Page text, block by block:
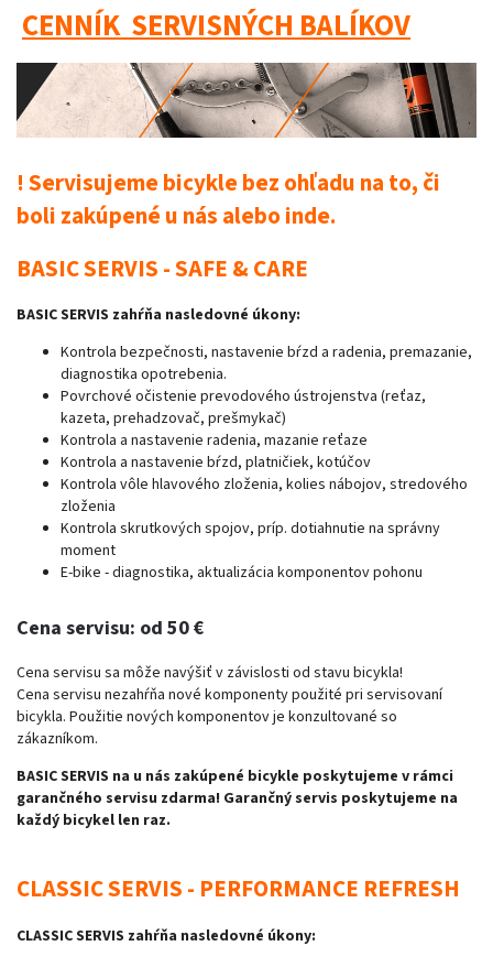
CENNÍK SERVISNÝCH BALÍKOV
! Servisujeme bicykle bez ohľadu na to, či
boli zakúpené u nás alebo inde.
BASIC SERVIS - SAFE & CARE
BASIC SERVIS zahŕňa nasledovné úkony:
Kontrola bezpečnosti, nastavenie bŕzd a radenia, premazanie,
diagnostika opotrebenia.
Povrchové očistenie prevodového ústrojenstva (reťaz,
kazeta, prehadzovač, prešmykač)
Kontrola a nastavenie radenia, mazanie reťaze
Kontrola a nastavenie bŕzd, platničiek, kotúčov
Kontrola vôle hlavového zloženia, kolies nábojov, stredového
zloženia
Kontrola skrutkových spojov, príp. dotiahnutie na správny
moment
E-bike - diagnostika, aktualizácia komponentov pohonu
Cena servisu: od 50 €
Cena servisu sa môže navýšiť v závislosti od stavu bicykla!
Cena servisu nezahŕňa nové komponenty použité pri servisovaní
bicykla. Použitie nových komponentov je konzultované so
zákazníkom.
BASIC SERVIS na u nás zakúpené bicykle poskytujeme v rámci
garančného servisu zdarma! Garančný servis poskytujeme na
každý bicykel len raz.
CLASSIC SERVIS - PERFORMANCE REFRESH
CLASSIC SERVIS zahŕňa nasledovné úkony: